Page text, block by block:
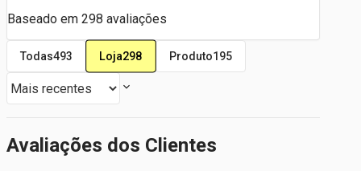
Baseado em 298 avaliações
Todas493 Loja298 Produto195
Avaliações dos Clientes